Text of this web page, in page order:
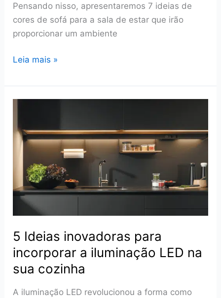
Pensando nisso, apresentaremos 7 ideias de
cores de sofá para a sala de estar que irão
proporcionar um ambiente
Cores
Sofá
para
Sala
de
Ideias
para
Aconchegante
Leia mais »
5 Ideias inovadoras para
incorporar a iluminação LED na
sua cozinha
A iluminação LED revolucionou a forma como